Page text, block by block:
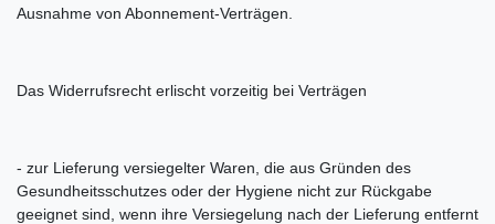
Ausnahme von Abonnement-Verträgen.
Das Widerrufsrecht erlischt vorzeitig bei Verträgen
- zur Lieferung versiegelter Waren, die aus Gründen des
Gesundheitsschutzes oder der Hygiene nicht zur Rückgabe
geeignet sind, wenn ihre Versiegelung nach der Lieferung entfernt